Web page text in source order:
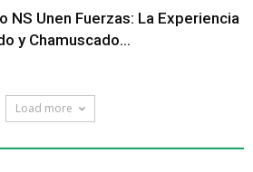
NS Unen Fuerzas: La Experiencia
y Chamuscado...
Load more